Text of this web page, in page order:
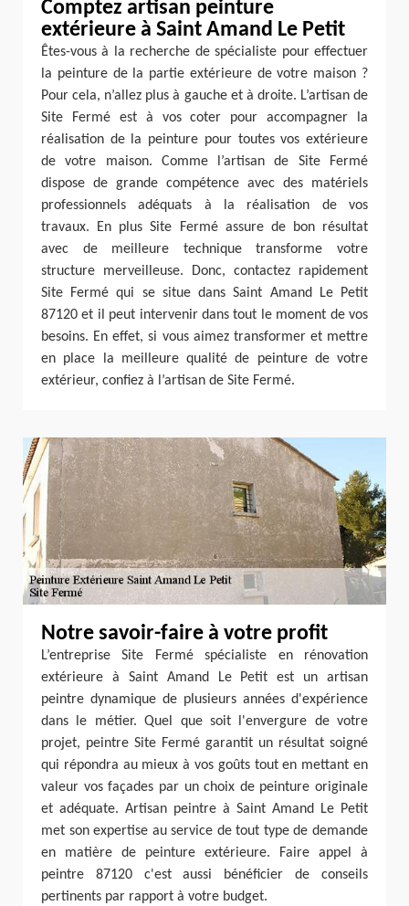
Comptez artisan peinture
extérieure à Saint Amand Le Petit
Êtes-vous à la recherche de spécialiste pour effectuer
la peinture de la partie extérieure de votre maison ?
Pour cela, n’allez plus à gauche et à droite. L’artisan de
Site Fermé est à vos coter pour accompagner la
réalisation de la peinture pour toutes vos extérieure
de votre maison. Comme l’artisan de Site Fermé
dispose de grande compétence avec des matériels
professionnels adéquats à la réalisation de vos
travaux. En plus Site Fermé assure de bon résultat
avec de meilleure technique transforme votre
structure merveilleuse. Donc, contactez rapidement
Site Fermé qui se situe dans Saint Amand Le Petit
87120 et il peut intervenir dans tout le moment de vos
besoins. En effet, si vous aimez transformer et mettre
en place la meilleure qualité de peinture de votre
extérieur, confiez à l’artisan de Site Fermé.
Notre savoir-faire à votre profit
L’entreprise Site Fermé spécialiste en rénovation
extérieure à Saint Amand Le Petit est un artisan
peintre dynamique de plusieurs années d'expérience
dans le métier. Quel que soit l'envergure de votre
projet, peintre Site Fermé garantit un résultat soigné
qui répondra au mieux à vos goûts tout en mettant en
valeur vos façades par un choix de peinture originale
et adéquate. Artisan peintre à Saint Amand Le Petit
met son expertise au service de tout type de demande
en matière de peinture extérieure. Faire appel à
peintre 87120 c'est aussi bénéficier de conseils
pertinents par rapport à votre budget.